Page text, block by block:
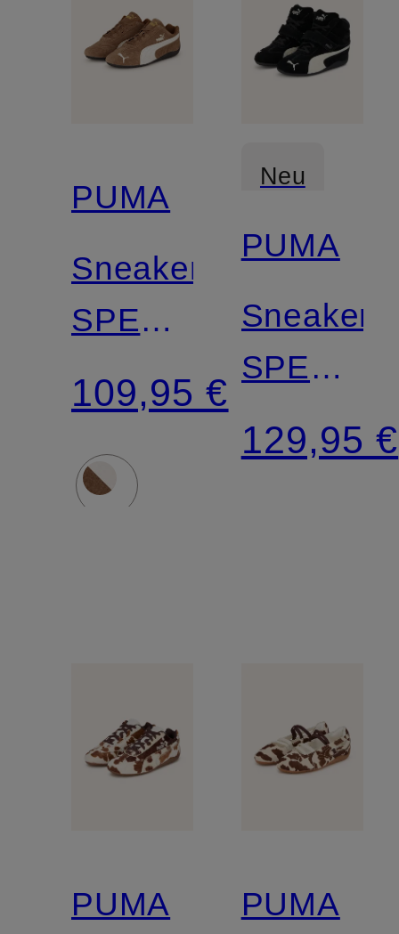
PUMA
Sneaker
SPEEDCAT
OG
109,95 €
Neu
PUMA
Sneaker
WEDGE
OG
129,95 €
PUMA PUMA